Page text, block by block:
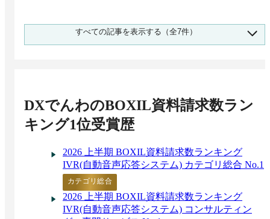
IVR（自動音声応答システム）の費用相場は月
額3,000円～10,000円‐30製品料金比較
すべての記事を表示する（全7件）
DXでんわのBOXIL資料請求数ラン
キング1位受賞歴
2026 上半期 BOXIL資料請求数ランキング
IVR(自動音声応答システム) カテゴリ総合 No.1
カテゴリ総合
2026 上半期 BOXIL資料請求数ランキング
IVR(自動音声応答システム) コンサルティン